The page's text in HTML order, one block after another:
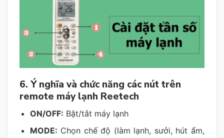
6. Ý nghĩa và chức năng các nút trên
remote máy lạnh Reetech
ON/OFF: Bật/tắt máy lạnh
MODE: Chọn chế độ (làm lạnh, sưởi, hút ẩm,